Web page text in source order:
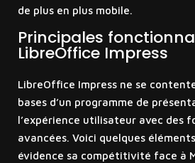
de plus en plus mobile.
Principales
LibreOffice Impress
LibreOffice Impress ne se
bases d’un programme de
l’expérience utilisateur avec des
avancées. Voici quelques
évidence sa compétitivité face à